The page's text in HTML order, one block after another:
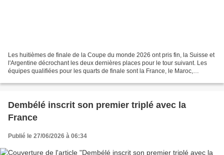
Les huitièmes de finale de la Coupe du monde 2026 ont pris fin, la Suisse et
l'Argentine décrochant les deux dernières places pour le tour suivant. Les
équipes qualifiées pour les quarts de finale sont la France, le Maroc,
Dembélé inscrit son premier triplé avec la
France
Publié le 27/06/2026 à 06:34